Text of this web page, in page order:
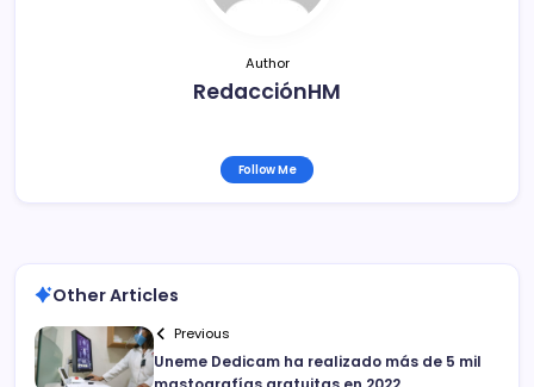
Author
RedacciónHM
Follow Me
Other Articles
Previous
Uneme Dedicam ha realizado más de 5 mil